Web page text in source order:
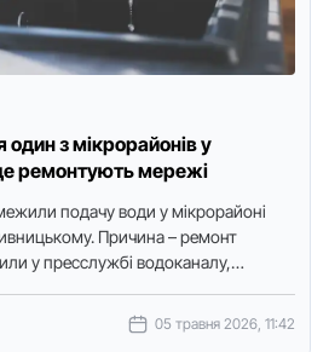
з мікрорайонів у
ремонтують мережі
подачу води у мікрорайоні
Причина – ремонт
у пресслужбі водоканалу,
05 травня 2026, 11:42